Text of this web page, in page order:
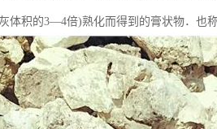
体积的3—4倍)熟化而得到的膏状物．也